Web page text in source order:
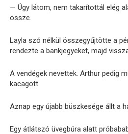
— Úgy látom, nem takarítottál elég
össze.
Layla szó nélkül összegyűjtötte a
rendezte a bankjegyeket, majd
A vendégek nevettek. Arthur pedig
kacagott.
Aznap egy újabb büszkesége állt a
Egy átlátszó üvegbúra alatt